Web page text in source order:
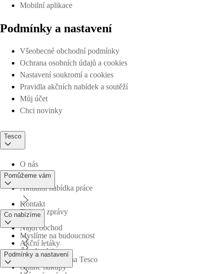
Mobilní aplikace
Podmínky a nastavení
Všeobecné obchodní podmínky
Ochrana osobních údajů a cookies
Nastavení soukromí a cookies
Pravidla akčních nabídek a soutěží
Můj účet
Chci novinky
Tesco
O nás
Aktuální nabídka práce
Tiskové zprávy
Myslíme na budoucnost
Obchodní skupina Tesco
Pomůžeme vám
Kontakt
Najdi obchod
Časté otázky
Co nabízíme
Akční letáky
Online nákupy
Podmínky a nastavení